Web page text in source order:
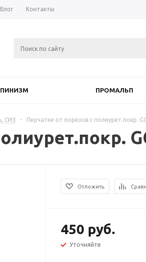
Блог Контакты
ПРОМАЛЬП
СИЗ - Перчатки от порезов с полиурет.покр.
Отложить
450 руб.
Уточняйте